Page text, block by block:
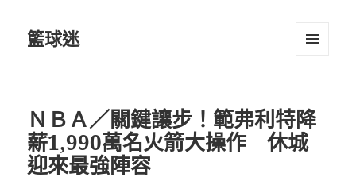
籃球迷
ＮＢＡ／關鍵讓步！範弗利特降
薪1,990萬名火箭大操作 休城
迎來最強陣容